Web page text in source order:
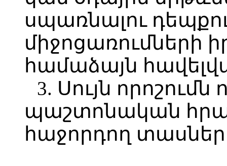
սպառնալու
միջոցառումների
համաձայն
3. Սույն որոշումն
պաշտոնական
հաջորդող